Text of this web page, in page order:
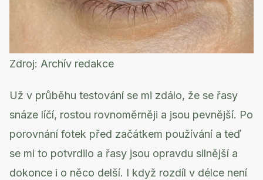
Zdroj: Archív redakce
Už v průběhu testování se mi zdálo, že se řasy
snáze líčí, rostou rovnoměrněji a jsou pevnější. Po
porovnání fotek před začátkem používání a teď
se mi to potvrdilo a řasy jsou opravdu silnější a
dokonce i o něco delší. I když rozdíl v délce není